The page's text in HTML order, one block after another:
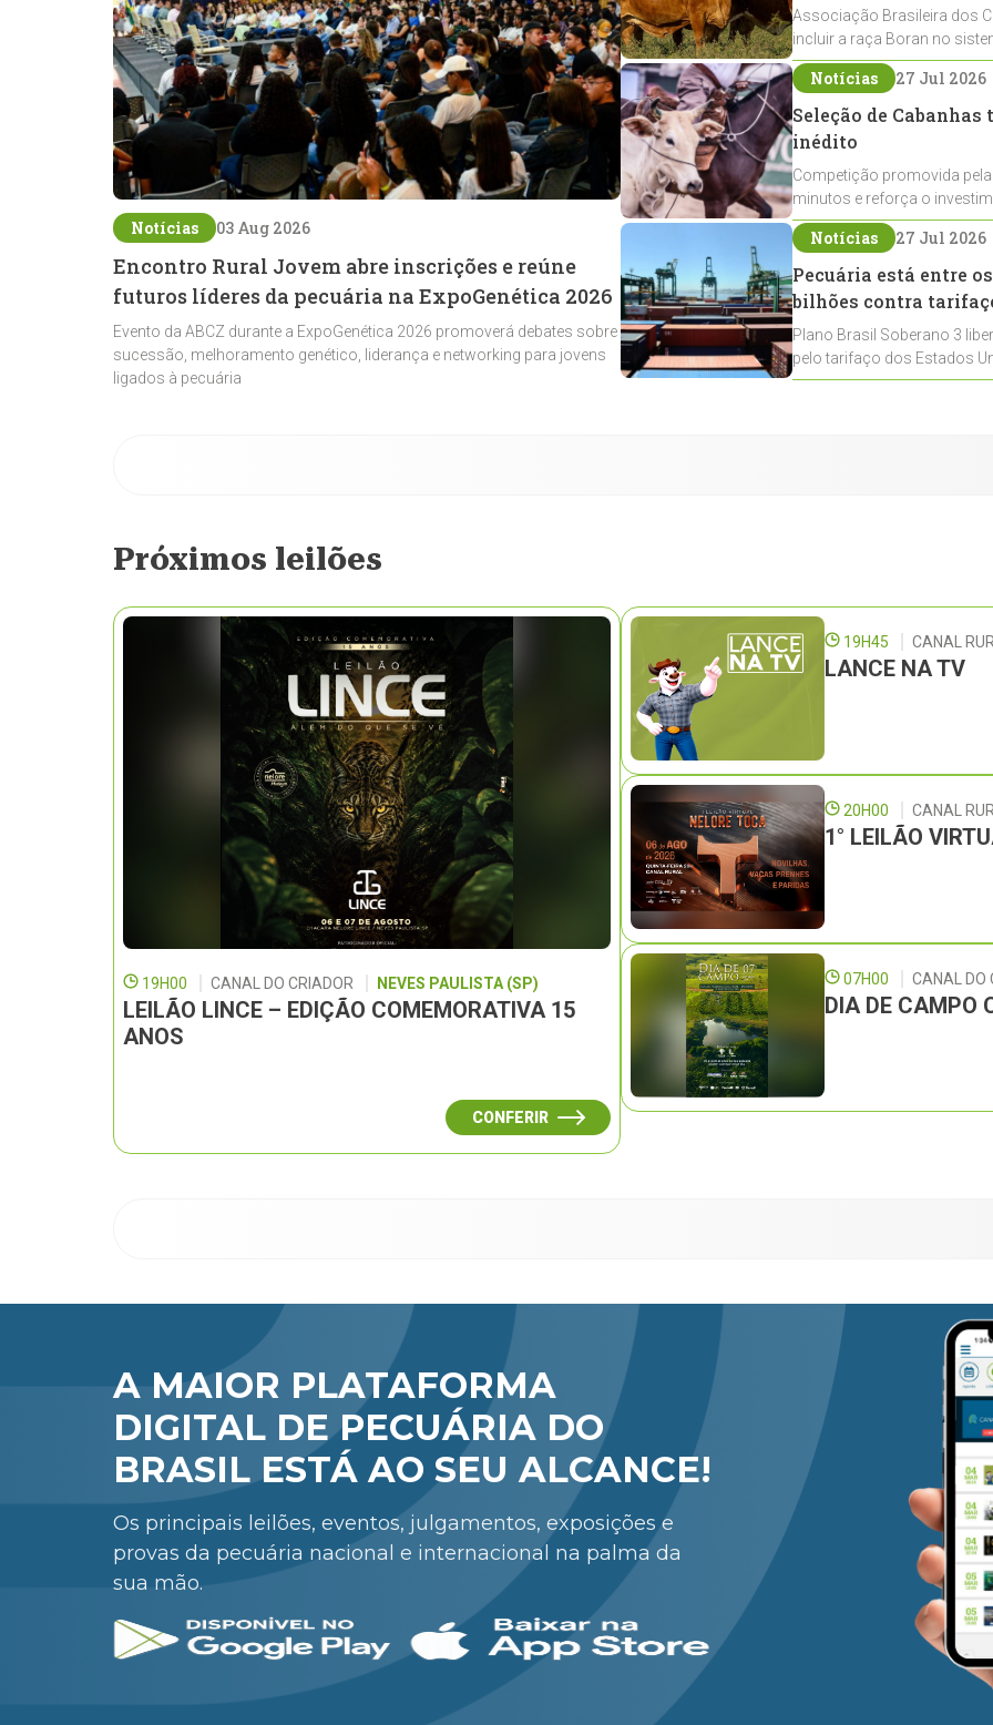
Notícias 03 Aug 2026
Encontro Rural Jovem abre inscrições e reúne
futuros líderes da pecuária na ExpoGenética 2026
Evento da ABCZ durante a ExpoGenética 2026 promoverá debates sobre
sucessão, melhoramento genético, liderança e networking para jovens
ligados à pecuária
Associação Brasileira dos
incluir a raça Boran no
expansão na pecuária
Notícias 27 Jul 2026
Seleção de
inédito
Competição promovida
minutos e reforça o
Crioulos voltados ao laço
Notícias 27 Jul 2026
Pecuária está entre
bilhões contra
Plano Brasil Soberano 3
pelo tarifaço dos Estados
contemplados
Próximos leilões
19H00 CANAL DO CRIADOR NEVES PAULISTA (SP)
LEILÃO LINCE – EDIÇÃO COMEMORATIVA 15
ANOS
CONFERIR
19H45 CANAL
LANCE NA TV
20H00 CANAL
1° LEILÃO
07H00 CANAL DO
DIA DE CAMPO
A MAIOR PLATAFORMA
DIGITAL DE PECUÁRIA DO
BRASIL ESTÁ AO SEU ALCANCE!
Os principais leilões, eventos, julgamentos, exposições e
provas da pecuária nacional e internacional na palma da
sua mão.